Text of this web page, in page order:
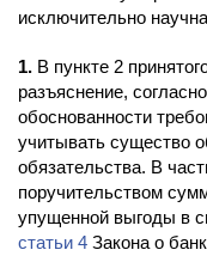
исключительно
1. В пункте 2
разъяснение,
обоснованности
учитывать существо
обязательства. В
поручительством
упущенной выгоды в
статьи 4 Закона о